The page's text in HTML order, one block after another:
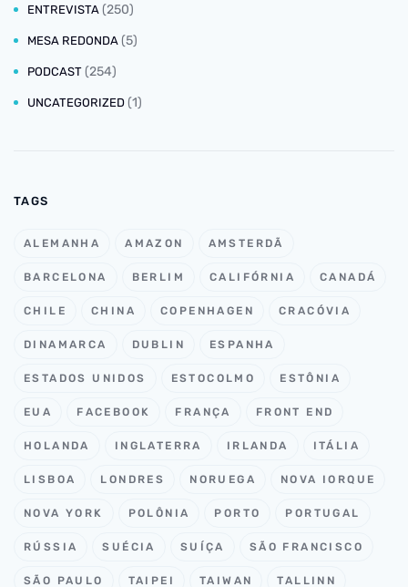
ENTREVISTA (250)
MESA REDONDA (5)
PODCAST (254)
UNCATEGORIZED (1)
TAGS
ALEMANHA AMAZON AMSTERDÃ
BARCELONA BERLIM CALIFÓRNIA CANADÁ
CHILE CHINA COPENHAGEN CRACÓVIA
DINAMARCA DUBLIN ESPANHA
ESTADOS UNIDOS ESTOCOLMO ESTÔNIA
EUA FACEBOOK FRANÇA FRONT END
HOLANDA INGLATERRA IRLANDA ITÁLIA
LISBOA LONDRES NORUEGA NOVA IORQUE
NOVA YORK POLÔNIA PORTO PORTUGAL
RÚSSIA SUÉCIA SUÍÇA SÃO FRANCISCO
SÃO PAULO TAIPEI TAIWAN TALLINN